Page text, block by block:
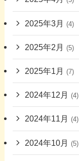
2025年3月 (4)
2025年2月 (5)
2025年1月 (7)
2024年12月 (4)
2024年11月 (4)
2024年10月 (5)